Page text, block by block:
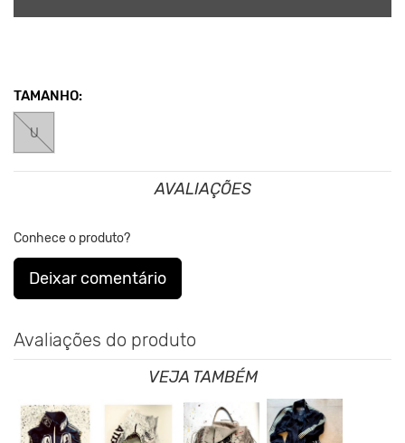
TAMANHO:
U
AVALIAÇÕES
Conhece o produto?
Deixar comentário
Avaliações do produto
VEJA TAMBÉM